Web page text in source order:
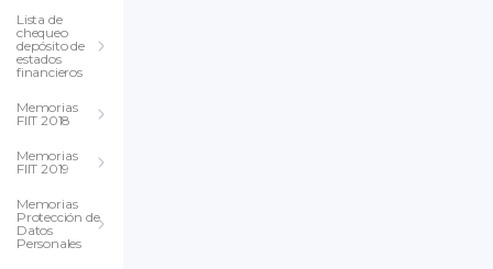
Lista de
chequeo
depósito de
estados
financieros
Memorias
FIIT 2018
Memorias
FIIT 2019
Memorias
Protección de
Datos
Personales